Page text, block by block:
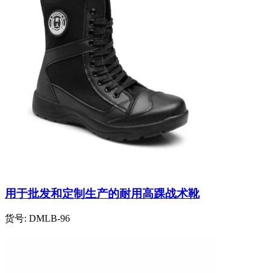
用于批发和定制生产的耐用高踝战术靴
货号: DMLB-96